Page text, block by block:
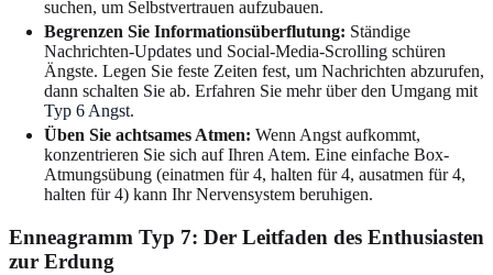
suchen, um Selbstvertrauen aufzubauen.
Begrenzen Sie Informationsüberflutung: Ständige
Nachrichten-Updates und Social-Media-Scrolling schüren
Ängste. Legen Sie feste Zeiten fest, um Nachrichten abzurufen,
dann schalten Sie ab. Erfahren Sie mehr über den Umgang mit
Typ 6 Angst.
Üben Sie achtsames Atmen: Wenn Angst aufkommt,
konzentrieren Sie sich auf Ihren Atem. Eine einfache Box-
Atmungsübung (einatmen für 4, halten für 4, ausatmen für 4,
halten für 4) kann Ihr Nervensystem beruhigen.
Enneagramm Typ 7: Der Leitfaden des Enthusiasten
zur Erdung